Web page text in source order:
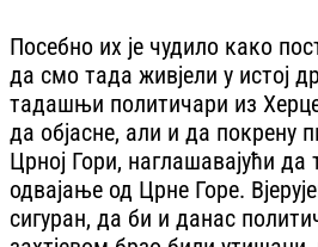
Посебно их је чудило како
да смо тада живјели у истој
тадашњи политичари из
да објасне, али и да покрену
Црној Гори, наглашавајући да
одвајање од Црне Горе.
сигуран, да би и данас